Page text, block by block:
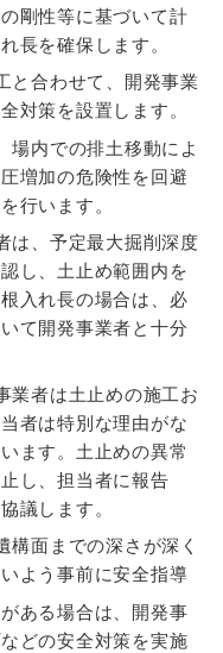
剛性等に基づいて計
長を確保します。
と合わせて、開発事業
対策を設置します。
場内での排土移動によ
増加の危険性を回避
行います。
は、予定最大掘削深度
し、土止め範囲内を
入れ長の場合は、必
て開発事業者と十分
業者は土止めの施工お
者は特別な理由がな
ます。土止めの異常
し、担当者に報告
議します。
面までの深さが深く
よう事前に安全指導
ある場合は、開発事
どの安全対策を実施